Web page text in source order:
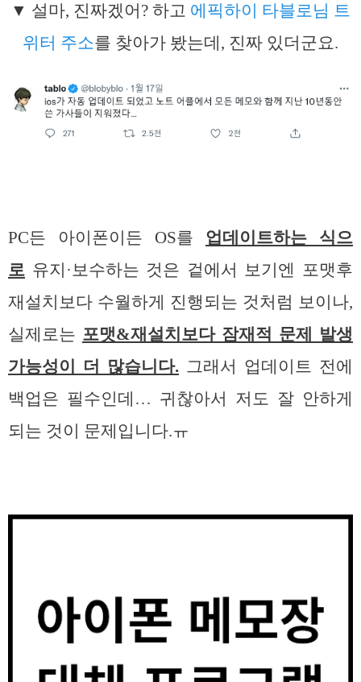
▼ 설마, 진짜겠어? 하고 에픽하이 타블로님 트
위터 주소를 찾아가 봤는데, 진짜 있더군요.
PC든 아이폰이든 OS를 업데이트하는 식으
로 유지·보수하는 것은 겉에서 보기엔 포맷후
재설치보다 수월하게 진행되는 것처럼 보이나,
실제로는 포맷&재설치보다 잠재적 문제 발생
가능성이 더 많습니다. 그래서 업데이트 전에
백업은 필수인데… 귀찮아서 저도 잘 안하게
되는 것이 문제입니다.ㅠ